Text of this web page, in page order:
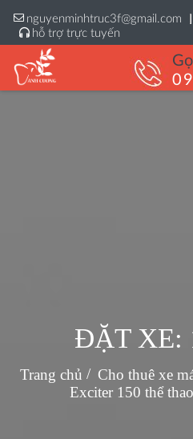
nguyenminhtruc3f@gmail.com
hỗ trợ trực tuyến
ĐẶT XE:
Trang chủ Cho thuê xe
Exciter 150 thể